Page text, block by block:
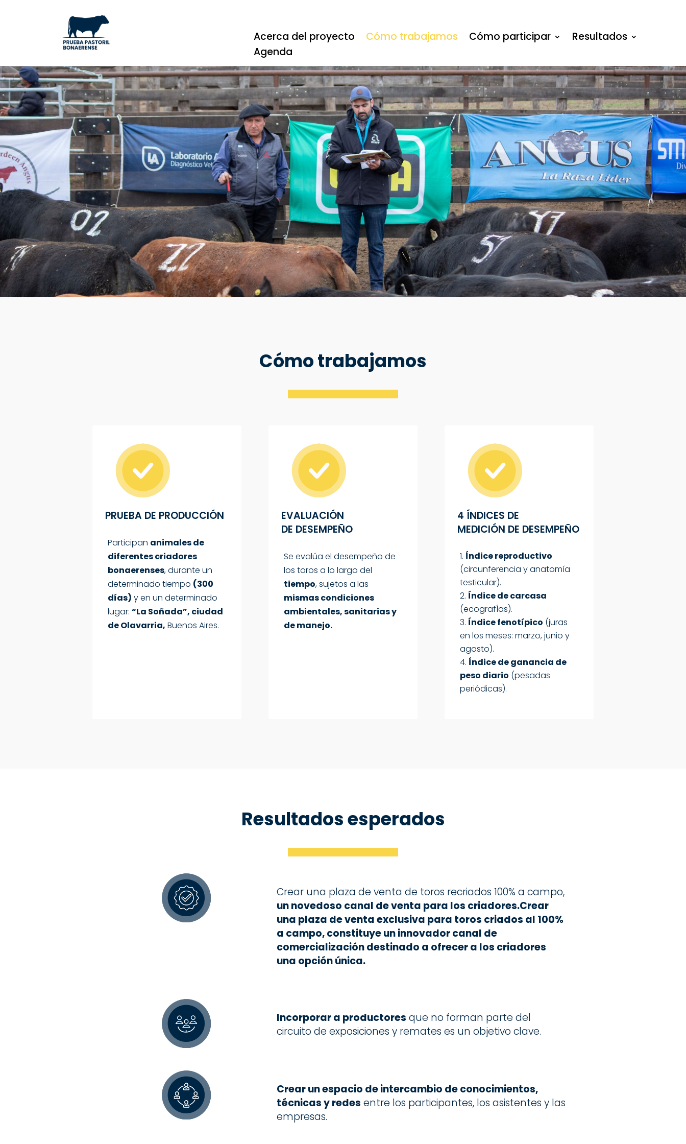
Acerca del proyecto Cómo trabajamos Cómo participar
Resultados
Agenda
Cómo trabajamos
PRUEBA DE PRODUCCIÓN
Participan animales de
diferentes criadores
bonaerenses, durante un
determinado tiempo (300
días) y en un determinado
lugar: “La Soñada”, ciudad
de Olavarria, Buenos Aires.
EVALUACIÓN
DE DESEMPEÑO
Se evalúa el desempeño de
los toros a lo largo del
tiempo, sujetos a las
mismas condiciones
ambientales, sanitarias y
de manejo.
4 ÍNDICES DE
MEDICIÓN DE DESEMPEÑO
Índice reproductivo
(circunferencia y anatomía
testicular).
Índice de carcasa
(ecografÍas).
Índice fenotípico (juras
en los meses: marzo, junio y
agosto).
Índice de ganancia de
peso diario (pesadas
periódicas).
Resultados esperados
Crear una plaza de venta de toros recriados 100% a campo,
un novedoso canal de venta para los criadores.Crear
una plaza de venta exclusiva para toros criados al 100%
a campo, constituye un innovador canal de
comercialización destinado a ofrecer a los criadores
una opción única.
Incorporar a productores que no forman parte del
circuito de exposiciones y remates es un objetivo clave.
Crear un espacio de intercambio de conocimientos,
técnicas y redes entre los participantes, los asistentes y las
empresas.